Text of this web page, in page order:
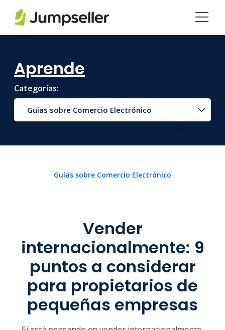
Aprende
Categorías:
Guías sobre Comercio Electrónico
Guías sobre Comercio Electrónico
Vender
internacionalmente: 9
puntos a considerar
para propietarios de
pequeñas empresas